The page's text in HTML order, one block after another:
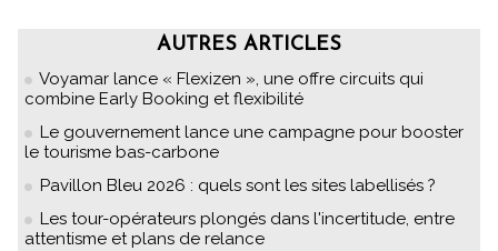
AUTRES ARTICLES
Voyamar lance « Flexizen », une offre circuits qui
combine Early Booking et flexibilité
Le gouvernement lance une campagne pour booster
le tourisme bas-carbone
Pavillon Bleu 2026 : quels sont les sites labellisés ?
Les tour-opérateurs plongés dans l'incertitude, entre
attentisme et plans de relance